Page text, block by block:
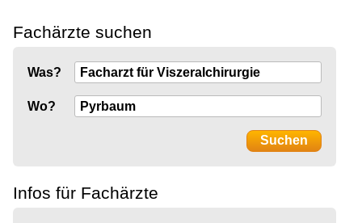
Fachärzte suchen
Was?
Wo?
Infos für Fachärzte